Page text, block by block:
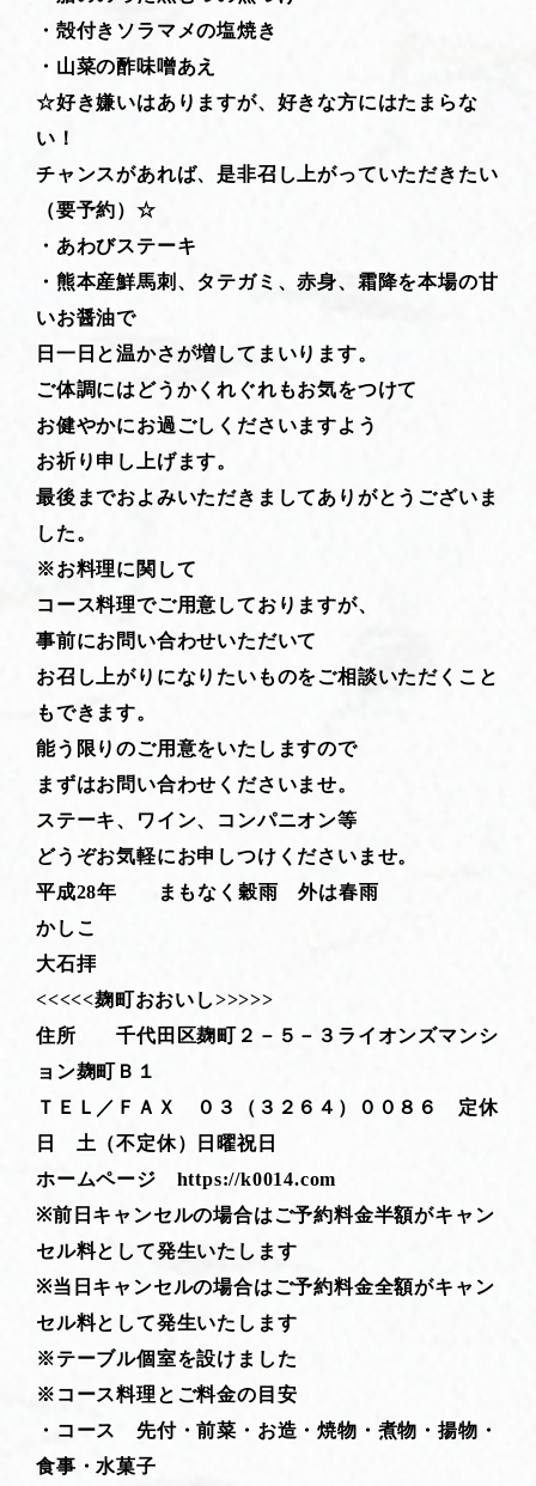
・殻付きソラマメの塩焼き
・山菜の酢味噌あえ
☆好き嫌いはありますが、好きな方にはたまらな
い！
チャンスがあれば、是非召し上がっていただきたい
（要予約）☆
・あわびステーキ
・熊本産鮮馬刺、タテガミ、赤身、霜降を本場の甘
いお醤油で
日一日と温かさが増してまいります。
ご体調にはどうかくれぐれもお気をつけて
お健やかにお過ごしくださいますよう
お祈り申し上げます。
最後までおよみいただきましてありがとうございま
した。
※お料理に関して
コース料理でご用意しておりますが、
事前にお問い合わせいただいて
お召し上がりになりたいものをご相談いただくこと
もできます。
能う限りのご用意をいたしますので
まずはお問い合わせくださいませ。
ステーキ、ワイン、コンパニオン等
どうぞお気軽にお申しつけくださいませ。
平成28年 まもなく穀雨 外は春雨
かしこ
大石拝
<<<<<麹町おおいし>>>>>
住所 千代田区麹町２－５－３ライオンズマンシ
ョン麹町Ｂ１
ＴＥＬ／ＦＡＸ ０３（３２６４）００８６ 定休
日 土（不定休）日曜祝日
ホームページ https://k0014.com
※前日キャンセルの場合はご予約料金半額がキャン
セル料として発生いたします
※当日キャンセルの場合はご予約料金全額がキャン
セル料として発生いたします
※テーブル個室を設けました
※コース料理とご料金の目安
・コース 先付・前菜・お造・焼物・煮物・揚物・
食事・水菓子